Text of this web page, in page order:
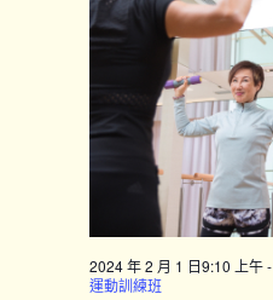
2024 年 2 月 1 日9:10 上午-
運動訓練班